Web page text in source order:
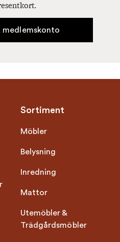
medlemskonto
Sortiment
Möbler
Belysning
Inredning
Mattor
Utemöbler &
Trädgårdsmöbler